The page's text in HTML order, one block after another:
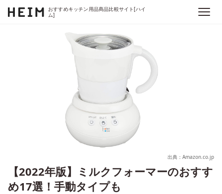
おすすめキッチン用品商品比較サイト[ハイ
ム]
出典：Amazon.co.jp
【2022年版】ミルクフォーマーのおすす
め17選！手動タイプも